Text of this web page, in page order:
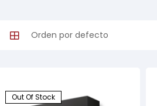
Out Of Stock